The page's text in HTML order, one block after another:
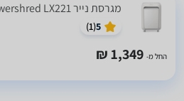
מגרסת נייר Fellowes Powershred LX221
5
(
1
)
החל מ- 1,349 ₪